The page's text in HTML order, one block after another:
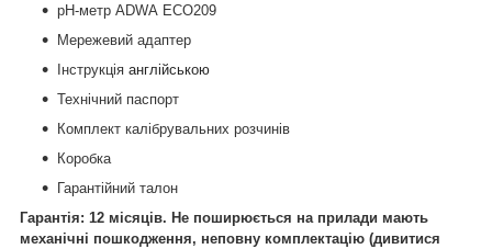
pН-метр ADWA ECO209
Мережевий адаптер
Інструкція англійською
Технічний паспорт
Комплект калібрувальних розчинів
Коробка
Гарантійний талон
Гарантія: 12 місяців. Не поширюється на прилади мають
механічні пошкодження, неповну комплектацію (дивитися